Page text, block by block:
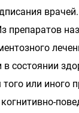
препаратов
состоянии
того или иного